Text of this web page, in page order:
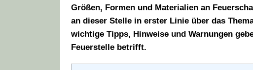
Größen, Formen und Materialien an
an dieser Stelle in erster Linie über das
wichtige Tipps, Hinweise und Warnungen
Feuerstelle betrifft.